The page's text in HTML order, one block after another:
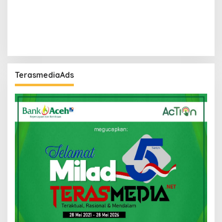
TerasmediaAds